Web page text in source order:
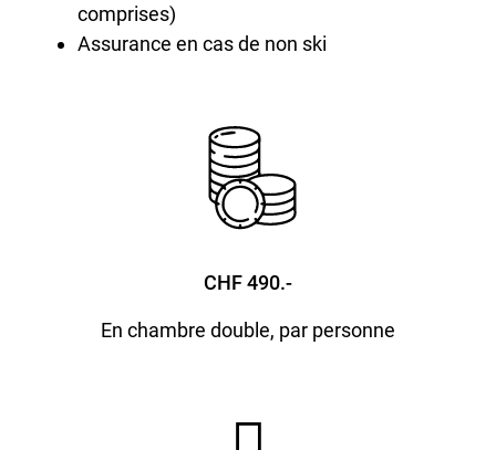
comprises)
Assurance en cas de non ski
CHF 490.-
En chambre double, par personne